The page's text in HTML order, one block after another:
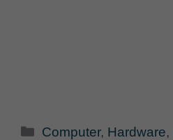
Categorie
Computer, Hardware,